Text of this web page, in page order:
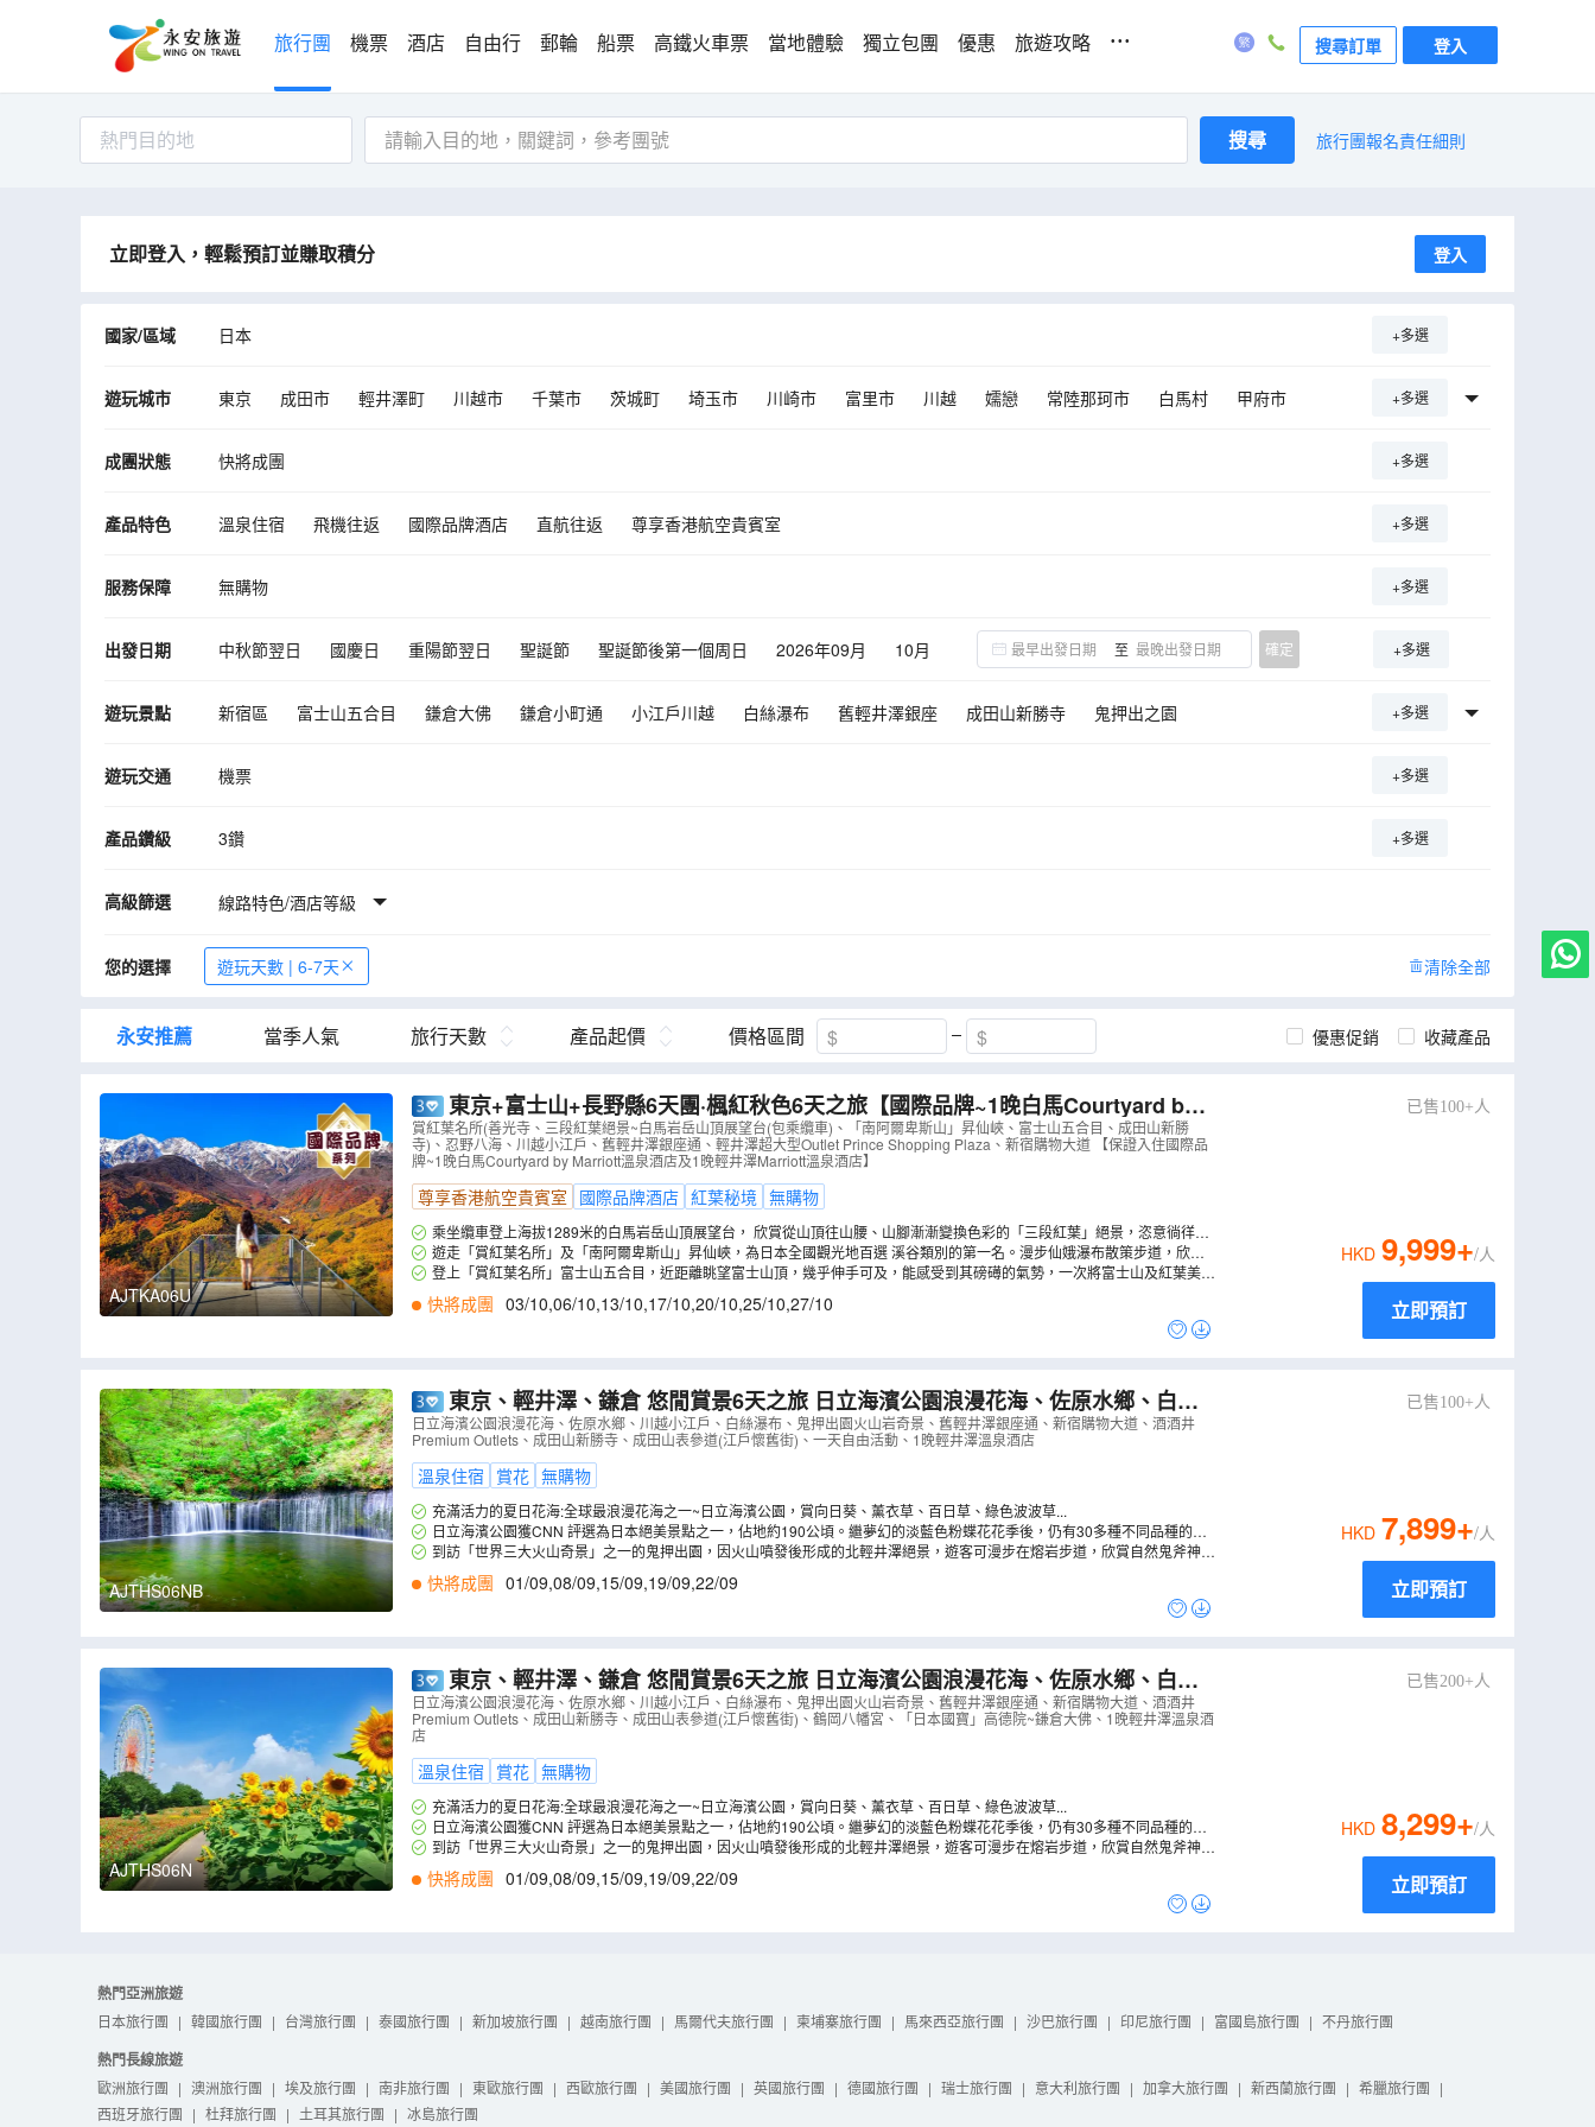
旅行團 機票 酒店 自由行 郵輪 船票 高鐵火車票 當地體驗 獨立包團 優惠 旅遊攻略 ... 搜尋訂單 登入
熱門目的地 搜尋 旅行團報名責任細則
立即登入，輕鬆預訂並賺取積分 登入
國家/區域 日本 +多選
遊玩城市 東京 成田市 輕井澤町 川越市 千葉市 茨城町 埼玉市 川崎市 富里市 川越 嬬戀 常陸那珂市 白馬村
甲府市
+多選
成團狀態 快將成團 +多選
產品特色 溫泉住宿 飛機往返 國際品牌酒店 直航往返 尊享香港航空貴賓室 +多選
服務保障 無購物 +多選
出發日期 中秋節翌日 國慶日 重陽節翌日 聖誕節 聖誕節後第一個周日 2026年09月 10月 至 確定 +多選
遊玩景點 新宿區 富士山五合目 鎌倉大佛 鎌倉小町通 小江戶川越 白絲瀑布 舊輕井澤銀座 成田山新勝寺
鬼押出之園
+多選
遊玩交通 機票 +多選
產品鑽級 3鑽 +多選
高級篩選 線路特色/酒店等級
您的選擇 遊玩天數 | 6-7天 清除全部
永安推薦 當季人氣 旅行天數 產品起價 價格區間 優惠促銷 收藏產品
AJTKA06U
東京+富士山+長野縣6天團·楓紅秋色6天之旅【國際品牌~1晚白馬Courtyard by
Marriott溫泉酒店及1晚輕井澤Marriott溫泉酒店】、賞紅葉名所~善光寺、三段紅葉絕
景~白馬岩岳山頂展望台(包乘纜車)（AJTKA06U）
賞紅葉名所(善光寺、三段紅葉絕景~白馬岩岳山頂展望台(包乘纜車)、「南阿爾卑斯山」昇仙峽、富士山五合目、成田山新勝
寺)、忍野八海、川越小江戶、舊輕井澤銀座通、輕井澤超大型Outlet Prince Shopping Plaza、新宿購物大道 【保證入住國際品
牌~1晚白馬Courtyard by Marriott溫泉酒店及1晚輕井澤Marriott溫泉酒店】
尊享香港航空貴賓室 國際品牌酒店 紅葉秘境 無購物
乘坐纜車登上海拔1289米的白馬岩岳山頂展望台， 欣賞從山頂往山腰、山腳漸漸變換色彩的「三段紅葉」絕景，恣意徜徉於
當季絕景之中。站在展望台向外延伸的一處打卡，拍下您專屬的明信片。(註3)
遊走「賞紅葉名所」及「南阿爾卑斯山」昇仙峽，為日本全國觀光地百選 溪谷類別的第一名。漫步仙娥瀑布散策步道，欣賞
怒放的紅葉，層林盡染的秋天美景。加上點綴著奇岩和奇石，創造出限定於秋季令人驚嘆的大自然景色，將帶給您一場心靈上的
療癒系沐浴!(註3)
登上「賞紅葉名所」富士山五合目，近距離眺望富士山頂，幾乎伸手可及，能感受到其磅礡的氣勢，一次將富士山及紅葉美景
盡收眼底。如天氣清朗時，更可俯瞰周邊的河口湖，以及連綿起伏的日本地形面貌。(註3)
快將成團 03/10,06/10,13/10,17/10,20/10,25/10,27/10
已售100+人
HKD 9,999+/人
立即預訂
AJTHS06NB
東京、輕井澤、鎌倉 悠閒賞景6天之旅 日立海濱公園浪漫花海、佐原水鄉、白絲
瀑布、鬼押出園火山岩奇景、成田山新勝寺、成田山表參道(江戶懷舊街)、一天自由
活動、1晚輕井澤溫泉酒店（AJTHS06NB）
日立海濱公園浪漫花海、佐原水鄉、川越小江戶、白絲瀑布、鬼押出園火山岩奇景、舊輕井澤銀座通、新宿購物大道、酒酒井
Premium Outlets、成田山新勝寺、成田山表參道(江戶懷舊街)、一天自由活動、1晚輕井澤溫泉酒店
溫泉住宿 賞花 無購物
充滿活力的夏日花海:全球最浪漫花海之一~日立海濱公園，賞向日葵、薰衣草、百日草、綠色波波草...
日立海濱公園獲CNN 評選為日本絕美景點之一，佔地約190公頃。繼夢幻的淡藍色粉蝶花花季後，仍有30多種不同品種的花
卉輪流綻放，一年四季都會展現出各具特色，且不可思議的絢麗景色。踏入夏天，可以欣賞充滿生機的綠色波波草(掃帚草)、浪
漫的薰衣草、以及燦爛的向日葵與百日草花海。 (註4)
到訪「世界三大火山奇景」之一的鬼押出園，因火山噴發後形成的北輕井澤絕景，遊客可漫步在熔岩步道，欣賞自然鬼斧神
工、淺間山美景及高山植物。
快將成團 01/09,08/09,15/09,19/09,22/09
已售100+人
HKD 7,899+/人
立即預訂
AJTHS06N
東京、輕井澤、鎌倉 悠閒賞景6天之旅 日立海濱公園浪漫花海、佐原水鄉、白絲
瀑布、鬼押出園火山岩奇景、鶴岡八幡宮、「日本國寶」高德院~鎌倉大佛、1晚輕井
澤溫泉酒店（AJTHS06N）
日立海濱公園浪漫花海、佐原水鄉、川越小江戶、白絲瀑布、鬼押出園火山岩奇景、舊輕井澤銀座通、新宿購物大道、酒酒井
Premium Outlets、成田山新勝寺、成田山表參道(江戶懷舊街)、鶴岡八幡宮、「日本國寶」高德院~鎌倉大佛、1晚輕井澤溫泉酒
店
溫泉住宿 賞花 無購物
充滿活力的夏日花海:全球最浪漫花海之一~日立海濱公園，賞向日葵、薰衣草、百日草、綠色波波草...
日立海濱公園獲CNN 評選為日本絕美景點之一，佔地約190公頃。繼夢幻的淡藍色粉蝶花花季後，仍有30多種不同品種的花
卉輪流綻放，一年四季都會展現出各具特色，且不可思議的絢麗景色。踏入夏天，可以欣賞充滿生機的綠色波波草(掃帚草)、浪
漫的薰衣草、以及燦爛的向日葵與百日草花海。 (註4)
到訪「世界三大火山奇景」之一的鬼押出園，因火山噴發後形成的北輕井澤絕景，遊客可漫步在熔岩步道，欣賞自然鬼斧神
工、淺間山美景及高山植物。
快將成團 01/09,08/09,15/09,19/09,22/09
已售200+人
HKD 8,299+/人
立即預訂
熱門亞洲旅遊
日本旅行團 | 韓國旅行團 | 台灣旅行團 | 泰國旅行團 | 新加坡旅行團 | 越南旅行團 | 馬爾代夫旅行團 | 柬埔寨旅行團 | 馬來西亞旅行團 | 沙巴旅行團 | 印尼旅行團 | 富國島旅行團 | 不丹旅行團
熱門長線旅遊
歐洲旅行團 | 澳洲旅行團 | 埃及旅行團 | 南非旅行團 | 東歐旅行團 | 西歐旅行團 | 美國旅行團 | 英國旅行團 | 德國旅行團 | 瑞士旅行團 | 意大利旅行團 | 加拿大旅行團 | 新西蘭旅行團 | 希臘旅行團 |
西班牙旅行團 | 杜拜旅行團 | 土耳其旅行團 | 冰島旅行團